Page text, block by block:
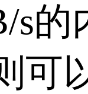
s的
可